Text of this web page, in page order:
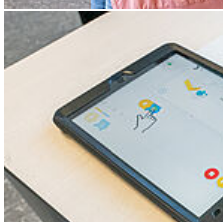
Go to slide 1
Go to slide 2
Go to slide 3
Auch in diesem Semester öffnet das
Lernbüro für Studierende der
Mathematik.
Seminarraum 3 der Franz-Mehring-Straße 48
Studierenden der Mathematik auch im kommenden Semester das
Lernl@b zum digitalen sowie analogen Lernen und Arbeiten zur
Verfügung.
In angenehmer Atmosphäre haben die Studierenden die
Möglichkeit, gemeinsam Übungsblätter zu bearbeiten,
Vorlesungsinhalte nachzubereiten, eigenen Unterricht zu planen und
sogar auszuprobieren. Das vielfältige Angebot an fachlicher sowie
fachdidaktischer Literatur, technischen Endgeräten und